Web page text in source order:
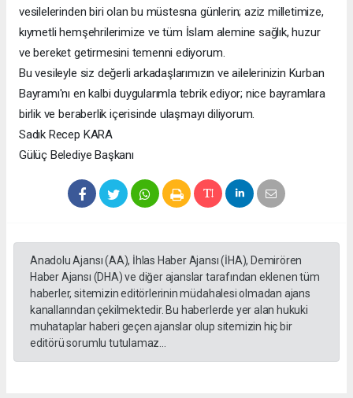
vesilelerinden biri olan bu müstesna günlerin; aziz milletimize,
kıymetli hemşehrilerimize ve tüm İslam alemine sağlık, huzur
ve bereket getirmesini temenni ediyorum.
Bu vesileyle siz değerli arkadaşlarımızın ve ailelerinizin Kurban
Bayramı'nı en kalbi duygularımla tebrik ediyor; nice bayramlara
birlik ve beraberlik içerisinde ulaşmayı diliyorum.
Sadık Recep KARA
Gülüç Belediye Başkanı
Anadolu Ajansı (AA), İhlas Haber Ajansı (İHA), Demirören
Haber Ajansı (DHA) ve diğer ajanslar tarafından eklenen tüm
haberler, sitemizin editörlerinin müdahalesi olmadan ajans
kanallarından çekilmektedir. Bu haberlerde yer alan hukuki
muhataplar haberi geçen ajanslar olup sitemizin hiç bir
editörü sorumlu tutulamaz...